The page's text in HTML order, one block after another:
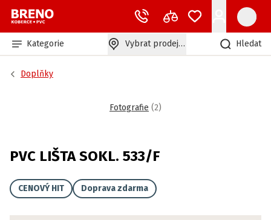
Kategorie Vybrat prodejnu Hledat
Doplňky
Fotografie (2)
PVC LIŠTA SOKL. 533/F
CENOVÝ HIT Doprava zdarma